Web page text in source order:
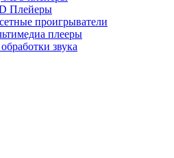
Плейеры
проигрыватели
плееры
звука